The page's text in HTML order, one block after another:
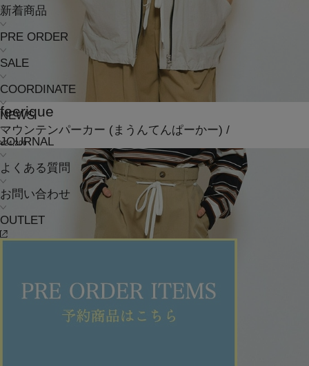
新着商品
PRE ORDER
SALE
COORDINATE
NEWS
JOURNAL
よくある質問
お問い合わせ
OUTLET
feerique
マウンテンパーカー (まうんてんぱーかー) /
¥24,200